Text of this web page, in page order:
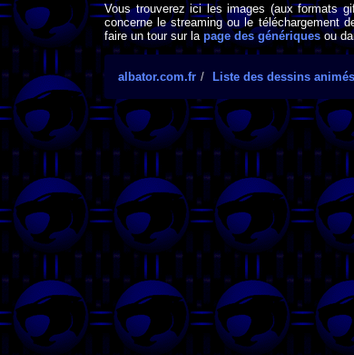
Vous trouverez ici les images (aux formats
concerne le streaming ou le téléchargement
faire un tour sur la page des génériquesou
albator.com.fr Liste des dessins animés